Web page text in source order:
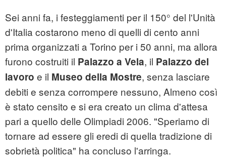
Sei anni fa, i festeggiamenti per il 150° del l'Unità
d'Italia costarono meno di quelli di cento anni
prima organizzati a Torino per i 50 anni, ma allora
furono costruiti il Palazzo a Vela, il Palazzo del
lavoro e il Museo della Mostre, senza lasciare
debiti e senza corrompere nessuno, Almeno così
è stato censito e si era creato un clima d'attesa
pari a quello delle Olimpiadi 2006. "Speriamo di
tornare ad essere gli eredi di quella tradizione di
sobrietà politica" ha concluso l'arringa.